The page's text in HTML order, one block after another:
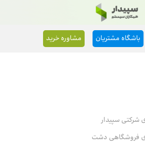
باشگاه مشتریان مشاوره خرید
شرکتی سپیدار
فروشگاهی دشت